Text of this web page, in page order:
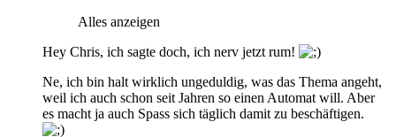
Alles anzeigen
Hey Chris, ich sagte doch, ich nerv jetzt rum!
Ne, ich bin halt wirklich ungeduldig, was das Thema angeht,
weil ich auch schon seit Jahren so einen Automat will. Aber
es macht ja auch Spass sich täglich damit zu beschäftigen.